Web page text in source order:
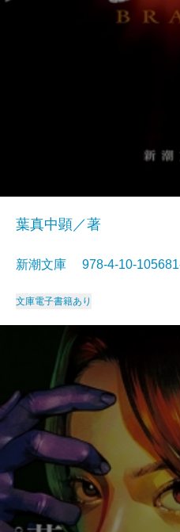
葉真中顕／著
新潮文庫 978-4-10-
文庫電子書籍あり